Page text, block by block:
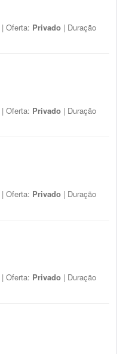
| Oferta: Privado | Duração
| Oferta: Privado | Duração
| Oferta: Privado | Duração
| Oferta: Privado | Duração